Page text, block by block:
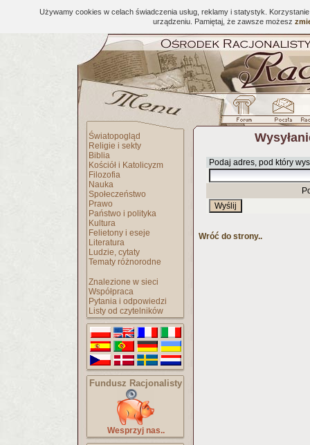
Używamy cookies w celach świadczenia usług, reklamy i statystyk.
urządzeniu. Pamiętaj, że zawsze możesz
Światopogląd
Religie i sekty
Biblia
Kościół i Katolicyzm
Filozofia
Nauka
Społeczeństwo
Prawo
Państwo i polityka
Kultura
Felietony i eseje
Literatura
Ludzie, cytaty
Tematy różnorodne
Znalezione w sieci
Współpraca
Pytania i odpowiedzi
Listy od czytelników
Fundusz Racjonalisty
Wesprzyj nas..
Podaj adres, pod który
Wróć do strony..